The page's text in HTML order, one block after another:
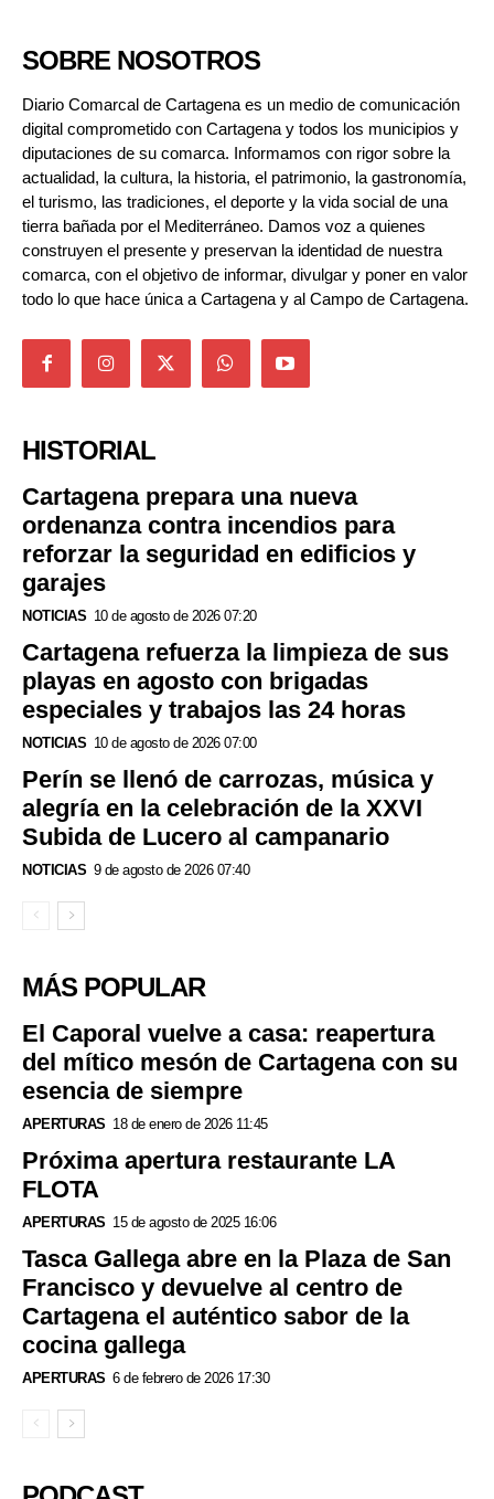
SOBRE NOSOTROS
Diario Comarcal de Cartagena es un medio de comunicación
digital comprometido con Cartagena y todos los municipios y
diputaciones de su comarca. Informamos con rigor sobre la
actualidad, la cultura, la historia, el patrimonio, la gastronomía,
el turismo, las tradiciones, el deporte y la vida social de una
tierra bañada por el Mediterráneo. Damos voz a quienes
construyen el presente y preservan la identidad de nuestra
comarca, con el objetivo de informar, divulgar y poner en valor
todo lo que hace única a Cartagena y al Campo de Cartagena.
HISTORIAL
Cartagena prepara una nueva
ordenanza contra incendios para
reforzar la seguridad en edificios y
garajes
NOTICIAS 10 de agosto de 2026 07:20
Cartagena refuerza la limpieza de sus
playas en agosto con brigadas
especiales y trabajos las 24 horas
NOTICIAS 10 de agosto de 2026 07:00
Perín se llenó de carrozas, música y
alegría en la celebración de la XXVI
Subida de Lucero al campanario
NOTICIAS 9 de agosto de 2026 07:40
MÁS POPULAR
El Caporal vuelve a casa: reapertura
del mítico mesón de Cartagena con su
esencia de siempre
APERTURAS 18 de enero de 2026 11:45
Próxima apertura restaurante LA
FLOTA
APERTURAS 15 de agosto de 2025 16:06
Tasca Gallega abre en la Plaza de San
Francisco y devuelve al centro de
Cartagena el auténtico sabor de la
cocina gallega
APERTURAS 6 de febrero de 2026 17:30